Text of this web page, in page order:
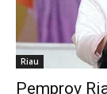
Riau
Pemprov